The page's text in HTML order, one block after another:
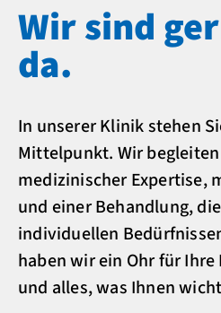
Wir sind
da.
In unserer Klinik stehen
Mittelpunkt. Wir
medizinischer Expertise,
und einer Behandlung,
individuellen
haben wir ein Ohr für Ihre
und alles, was Ihnen